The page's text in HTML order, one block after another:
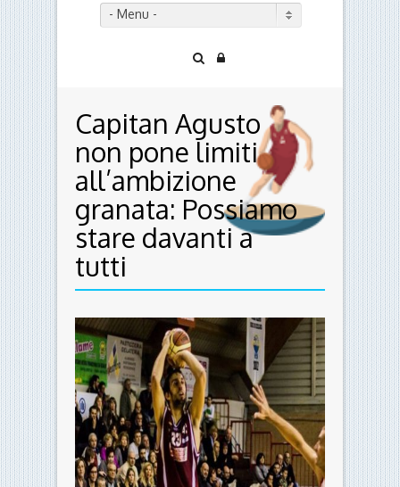
- Menu -
Capitan Agusto
non pone limiti
all’ambizione
granata: Possiamo
stare davanti a
tutti